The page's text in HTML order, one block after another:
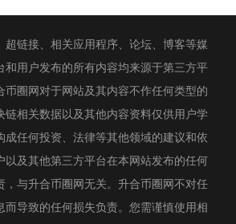
超链接、相关应用程序、论坛、博客等媒
和用户发布的所有内容均来源于第三方平
币圈网对于网站及其内容不作任何类型的
链相关数据以及其他内容资料仅供用户学
成任何投资、法律等其他领域的建议和依
以及其他第三方平台在本网站发布的任何
，与升合币圈网无关。升合币圈网不对任
而导致的任何损失负责。您需谨慎使用相